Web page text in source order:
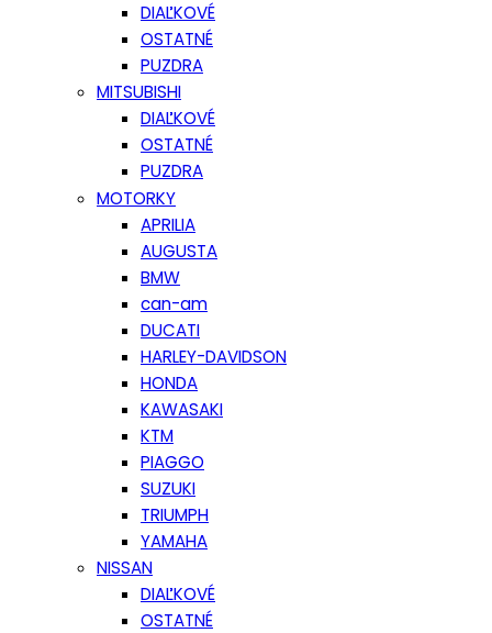
DIAĽKOVÉ
OSTATNÉ
PUZDRA
MITSUBISHI
DIAĽKOVÉ
OSTATNÉ
PUZDRA
MOTORKY
APRILIA
AUGUSTA
BMW
can-am
DUCATI
HARLEY-DAVIDSON
HONDA
KAWASAKI
KTM
PIAGGO
SUZUKI
TRIUMPH
YAMAHA
NISSAN
DIAĽKOVÉ
OSTATNÉ